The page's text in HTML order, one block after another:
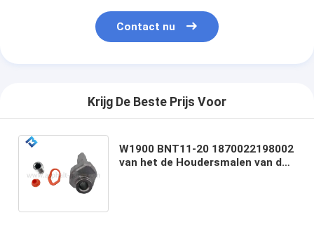
Contact nu
Krijg De Beste Prijs Voor
W1900 BNT11-20 1870022198002
van het de Houdersmalen van de